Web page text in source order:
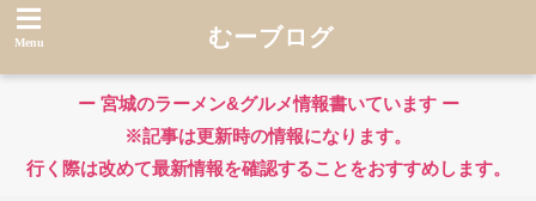
むーブログ
ー 宮城のラーメン&グルメ情報書いています ー
※記事は更新時の情報になります。
行く際は改めて最新情報を確認することをおすすめします。